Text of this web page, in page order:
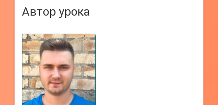
Автор урока